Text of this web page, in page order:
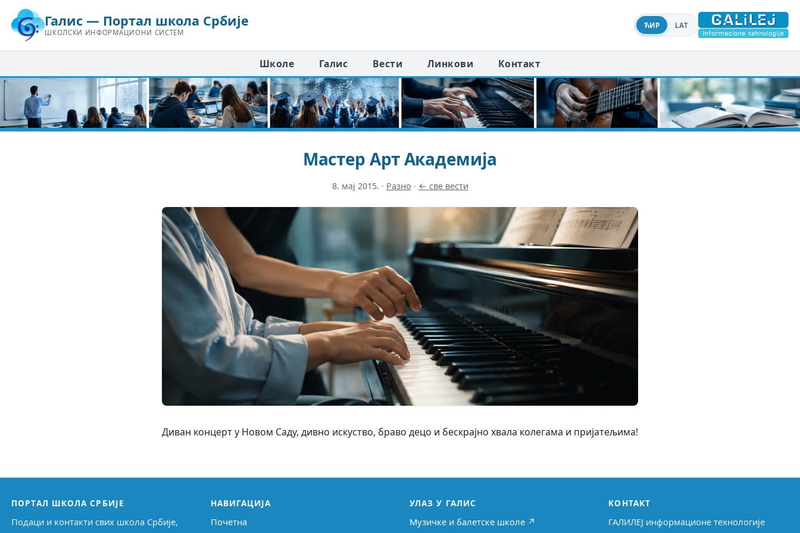
Галис — Портал школа Србије
ШКОЛСКИ ИНФОРМАЦИОНИ СИСТЕМ
ЋИР LAT
Школе Галис Вести Линкови Контакт
Мастер Арт Академија
8. мај 2015. · Разно · ← све вести
Диван концерт у Новом Саду, дивно искуство, браво децо и бескрајно хвала колегама и пријатељима!
ПОРТАЛ ШКОЛА СРБИЈЕ
Подаци и контакти свих школа Србије,
НАВИГАЦИЈА
Почетна
УЛАЗ У ГАЛИС
Музичке и балетске школе ↗
КОНТАКТ
ГАЛИЛЕЈ информационе технологије